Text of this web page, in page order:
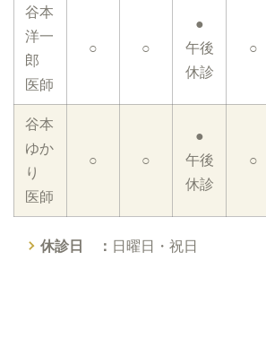
谷本
洋一
郎
医師
○ ○
●
午後
休診
○
谷本
ゆか
り
医師
○ ○
●
午後
休診
○
休診日 ： 日曜日・祝日